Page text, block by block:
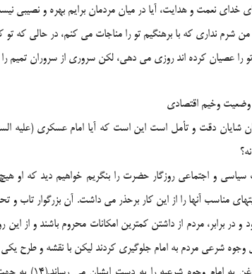
ای خدای نعمت و هدایت، آیا در میان مردمان برایم بهره و نصیبی
من شرم نداری که با برهنگیم تو را مناجات می کنم، در حالی که
تو را عصیان کرده اند روزی می دهی، لکن سروری از سروران
وضعیت وخیم اقتصادی
شایان دقت و تأمل است این است که آیا امام عسکری (علیه
و اجتماعی روزگار حضرت را بنگریم خواهیم دید که او
مناسب آنها را از این کار برحذر می داشت. آن بزرگوار تاب
برابر، مردم از داشتن کمترین امکانات محروم باشند و از این
وجوه شرعی مردم به امام جلوگیری کردند لیکن با نقشه و طرح